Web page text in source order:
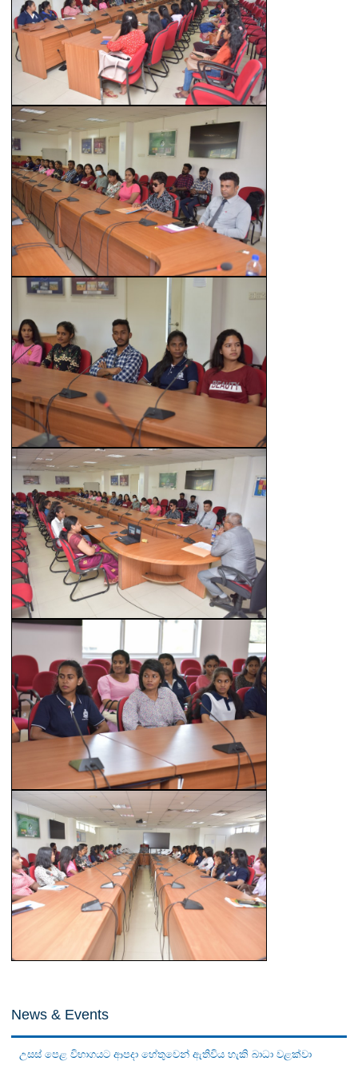
News & Events
උසස් පෙළ විභාගයට ආපදා හේතුවෙන් ඇතිවිය හැකි බාධා වළක්වා